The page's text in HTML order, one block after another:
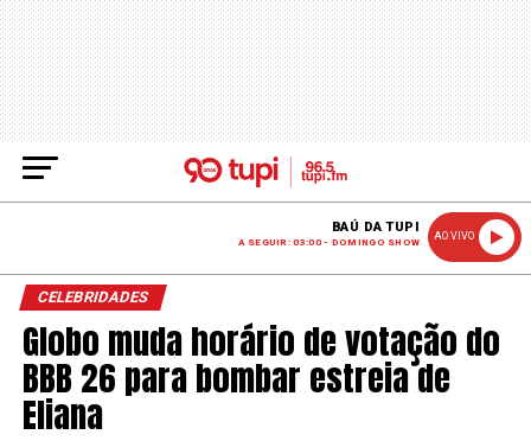
BAÚ DA TUPI
A SEGUIR: 03:00 - DOMINGO SHOW
AO VIVO
CELEBRIDADES
Globo muda horário de votação do
BBB 26 para bombar estreia de
Eliana